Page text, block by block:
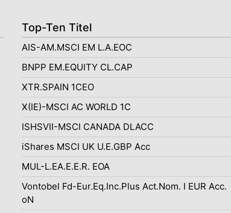
Top-Ten Titel
AIS-AM.MSCI EM L.A.EOC
BNPP EM.EQUITY CL.CAP
XTR.SPAIN 1CEO
X(IE)-MSCI AC WORLD 1C
ISHSVII-MSCI CANADA DLACC
iShares MSCI UK U.E.GBP Acc
MUL-L.EA.E.E.R. EOA
Vontobel Fd-Eur.Eq.Inc.Plus Act.Nom. I EUR Acc.
oN